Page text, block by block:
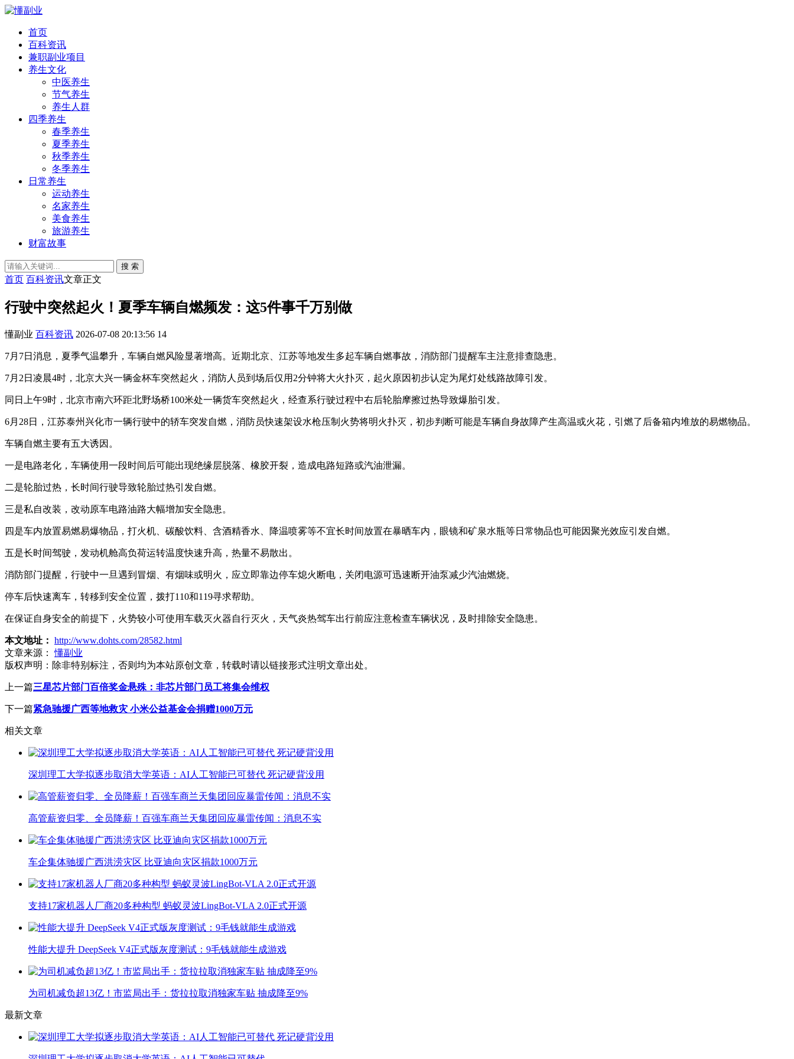
首页
百科资讯
兼职副业项目
养生文化
中医养生
节气养生
养生人群
四季养生
春季养生
夏季养生
秋季养生
冬季养生
日常养生
运动养生
名家养生
美食养生
旅游养生
财富故事
搜 索
首页 百科资讯文章正文
行驶中突然起火！夏季车辆自燃频发：这5件事千万别做
懂副业 百科资讯 2026-07-08 20:13:56 14
7月7日消息，夏季气温攀升，车辆自燃风险显著增高。近期北京、江苏等地发生多起车辆自燃事故，消防部门提醒车主注意排查隐患。
7月2日凌晨4时，北京大兴一辆金杯车突然起火，消防人员到场后仅用2分钟将大火扑灭，起火原因初步认定为尾灯处线路故障引发。
同日上午9时，北京市南六环距北野场桥100米处一辆货车突然起火，经查系行驶过程中右后轮胎摩擦过热导致爆胎引发。
6月28日，江苏泰州兴化市一辆行驶中的轿车突发自燃，消防员快速架设水枪压制火势将明火扑灭，初步判断可能是车辆自身故障产生高温或火花，引燃了后备箱内堆放的易燃物品。
车辆自燃主要有五大诱因。
一是电路老化，车辆使用一段时间后可能出现绝缘层脱落、橡胶开裂，造成电路短路或汽油泄漏。
二是轮胎过热，长时间行驶导致轮胎过热引发自燃。
三是私自改装，改动原车电路油路大幅增加安全隐患。
四是车内放置易燃易爆物品，打火机、碳酸饮料、含酒精香水、降温喷雾等不宜长时间放置在暴晒车内，眼镜和矿泉水瓶等日常物品也可能因聚光效应引发自燃。
五是长时间驾驶，发动机舱高负荷运转温度快速升高，热量不易散出。
消防部门提醒，行驶中一旦遇到冒烟、有烟味或明火，应立即靠边停车熄火断电，关闭电源可迅速断开油泵减少汽油燃烧。
停车后快速离车，转移到安全位置，拨打110和119寻求帮助。
在保证自身安全的前提下，火势较小可使用车载灭火器自行灭火，天气炎热驾车出行前应注意检查车辆状况，及时排除安全隐患。
本文地址： http://www.dohts.com/28582.html
文章来源：
懂副业
版权声明： 除非特别标注，否则均为本站原创文章，转载时请以链接形式注明文章出处。
上一篇三星芯片部门百倍奖金悬殊：非芯片部门员工将集会维权
下一篇紧急驰援广西等地救灾 小米公益基金会捐赠1000万元
相关文章
深圳理工大学拟逐步取消大学英语：AI人工智能已可替代 死记硬背没用
高管薪资归零、全员降薪！百强车商兰天集团回应暴雷传闻：消息不实
车企集体驰援广西洪涝灾区 比亚迪向灾区捐款1000万元
支持17家机器人厂商20多种构型 蚂蚁灵波LingBot-VLA 2.0正式开源
性能大提升 DeepSeek V4正式版灰度测试：9毛钱就能生成游戏
为司机减负超13亿！市监局出手：货拉拉取消独家车贴 抽成降至9%
最新文章